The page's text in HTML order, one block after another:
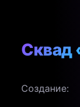
Сквад
Создание: